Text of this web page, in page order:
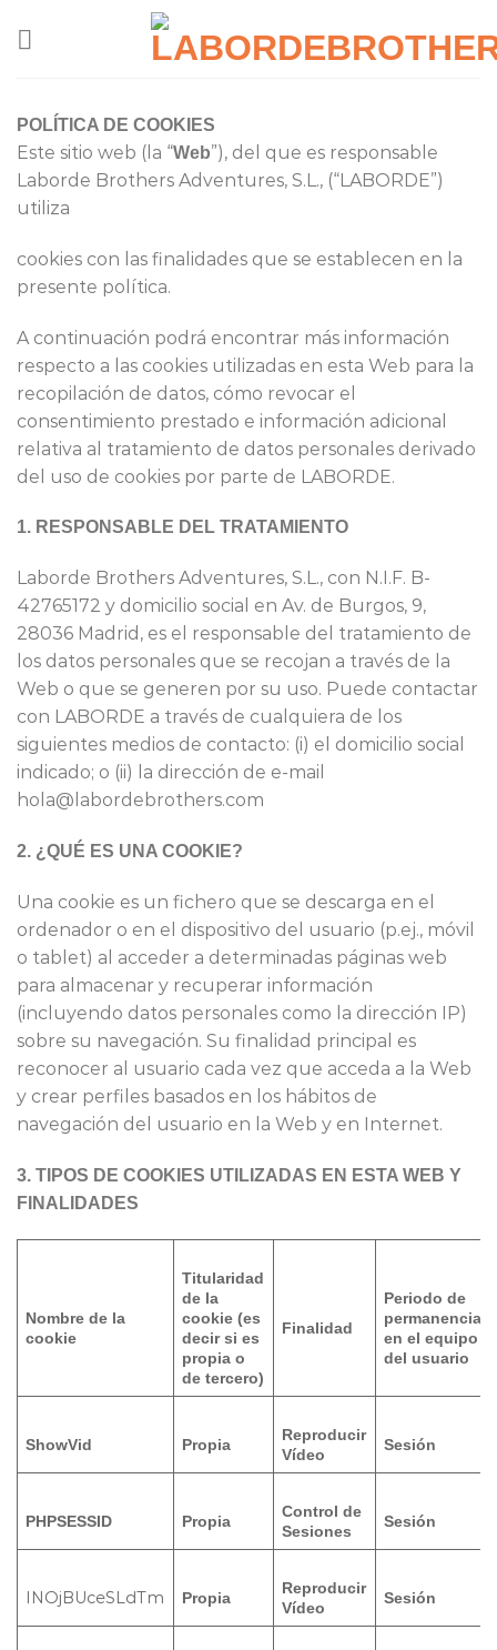
POLÍTICA DE COOKIES
Este sitio web (la “​Web​”), del que es responsable
Laborde Brothers Adventures, S.L., (“​LABORDE”)
utiliza
cookies con las finalidades que se establecen en la
presente política.
A continuación podrá encontrar más información
respecto a las cookies utilizadas en esta Web para la
recopilación de datos, cómo revocar el
consentimiento prestado e información adicional
relativa al tratamiento de datos personales derivado
del uso de cookies por parte de LABORDE.
1. RESPONSABLE DEL TRATAMIENTO
Laborde Brothers Adventures, S.L., con N.I.F. B-
42765172 y domicilio social en Av. de Burgos, 9,
28036 Madrid, es el responsable del tratamiento de
los datos personales que se recojan a través de la
Web o que se generen por su uso. Puede contactar
con LABORDE a través de cualquiera de los
siguientes medios de contacto: (i) el domicilio social
indicado; o (ii) la dirección de e-mail ​
hola@labordebrothers.com
2. ¿QUÉ ES UNA COOKIE?
Una cookie es un fichero que se descarga en el
ordenador o en el dispositivo del usuario (p.ej., móvil
o tablet) al acceder a determinadas páginas web
para almacenar y recuperar información
(incluyendo datos personales como la dirección IP)
sobre su navegación. Su finalidad principal es
reconocer al usuario cada vez que acceda a la Web
y crear perfiles basados en los hábitos de
navegación del usuario en la Web y en Internet.
3. TIPOS DE COOKIES UTILIZADAS EN ESTA WEB Y
FINALIDADES
Nombre de la
cookie
Titularidad
de la
cookie (es
decir si es
propia o
de tercero)
Finalidad
Periodo de
permanencia
en el equipo
del usuario
ShowVid Propia
Reproducir
Vídeo
Sesión
PHPSESSID Propia
Control de
Sesiones
Sesión
INOjBUceSLdTm Propia
Reproducir
Vídeo
Sesión